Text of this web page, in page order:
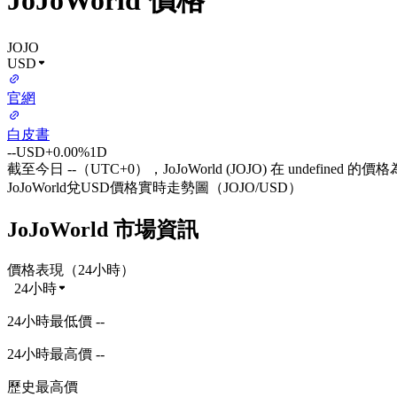
JOJO
USD
官網
白皮書
--USD+0.00%1D
截至今日 --（UTC+0），JoJoWorld (JOJO) 在 undefined 的價格
JoJoWorld兌USD價格實時走勢圖（JOJO/USD）
JoJoWorld 市場資訊
價格表現（24小時）
24小時
24小時最低價 --
24小時最高價 --
歷史最高價